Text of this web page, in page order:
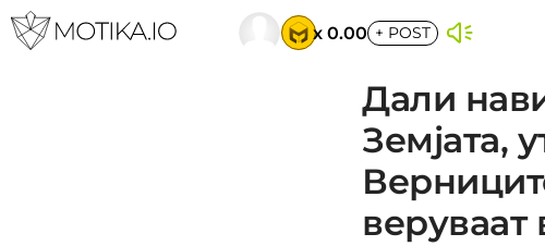
x 0.00 + POST
Дали
Земјата,
веруваат